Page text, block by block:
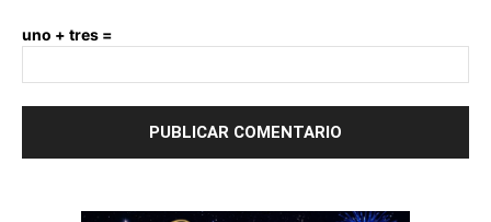
uno + tres =